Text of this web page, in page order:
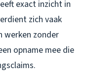
exact inzicht in
zich vaak
werken zonder
opname mee die